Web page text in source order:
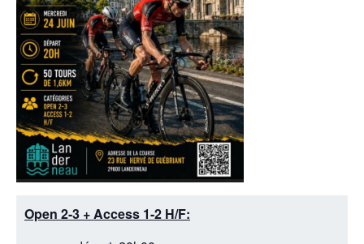
Open 2-3 + Access 1-2 H/F: